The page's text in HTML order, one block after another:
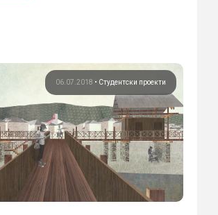
06.07.2018 • Студентски проекти